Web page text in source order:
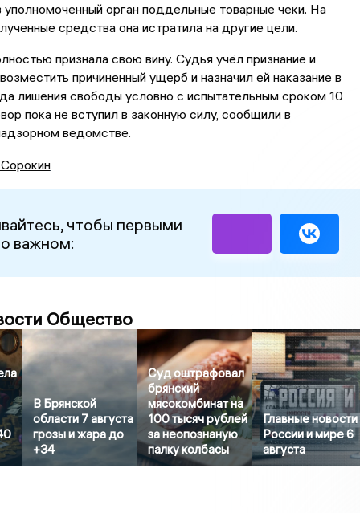
уполномоченный орган поддельные товарные чеки. На
средства она истратила на другие цели.
признала свою вину. Судья учёл признание и
причиненный ущерб и назначил ей наказание в
лишения свободы условно с испытательным сроком 10
пока не вступил в законную силу, сообщили в
ведомстве.
чтобы первыми
важном:
Общество
В Брянской
области 7 августа
грозы и жара до
+34
Суд оштрафовал
брянский
мясокомбинат на
100 тысяч рублей
за неопознаную
палку колбасы
Главные новости
России и мире 6
августа